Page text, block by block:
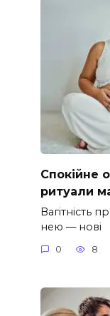
Спокійне
ритуали
Вагітність
нею — нові
0 8